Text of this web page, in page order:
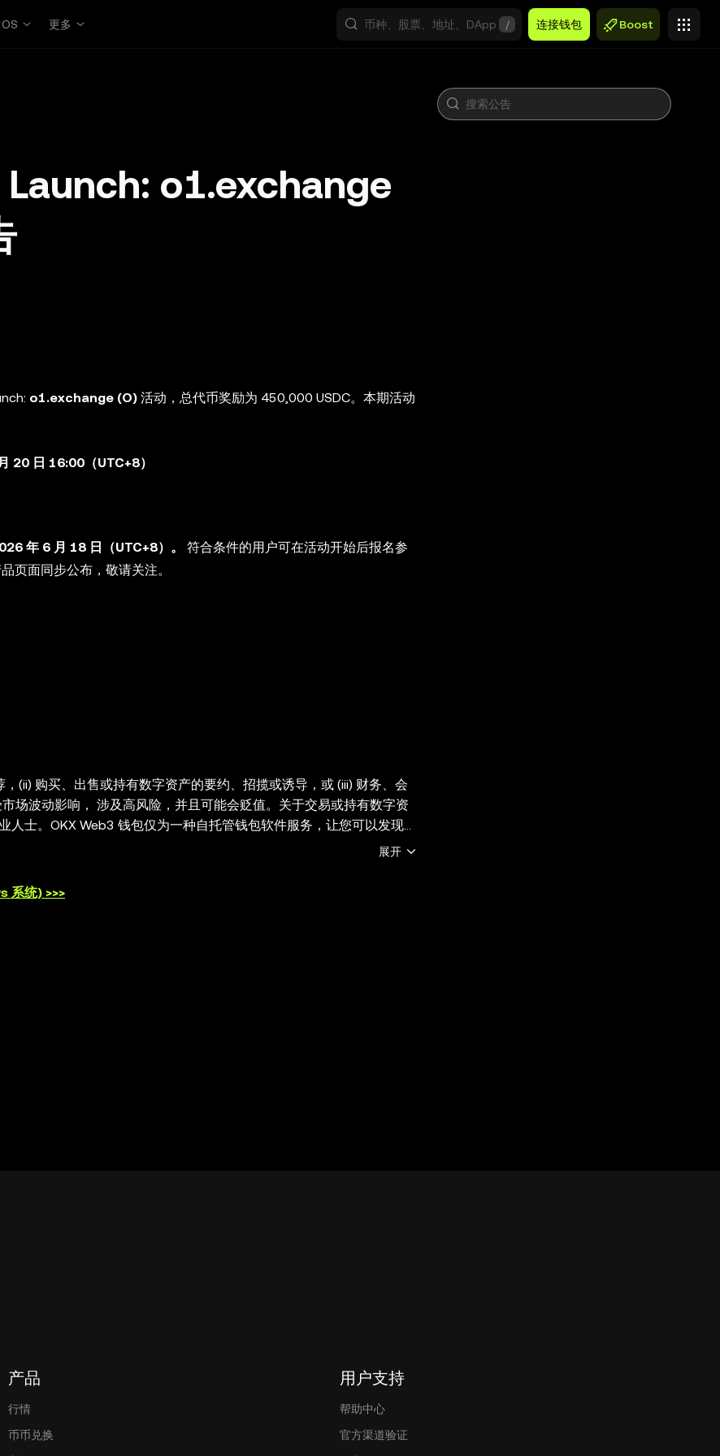
更多 / 连接钱包 Boost
o1.exchange
o1.exchange (O) 活动，总代币奖励为 450,000 USDC。本期活动
20 日 16:00（UTC+8）
年 6 月 18 日（UTC+8）。
符合条件的用户可在活动开始后报名参
页面同步公布，敬请关注。
(ii) 购买、出售或持有数字资产的要约、招揽或诱导，或 (iii) 财务、会
场波动影响， 涉及高风险，并且可能会贬值。关于交易或持有数字资
士。OKX Web3 钱包仅为一种自托管钱包软件服务，让您可以发现并
台的服务，也不对其承担任何责任。并非所有产品均在所有地区提
展开
系统) >>>
产品
行情
币币兑换
用户支持
帮助中心
官方渠道验证